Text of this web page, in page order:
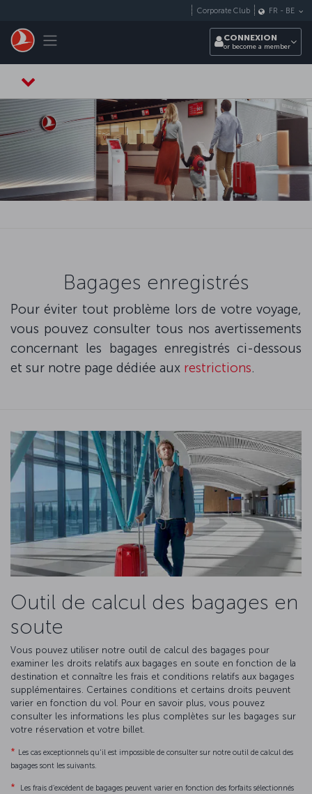
Toggle navigation
Corporate Club FR - BE
CONNEXION
or become a member
Bagages enregistrés
Pour éviter tout problème lors de votre voyage,
vous pouvez consulter tous nos avertissements
concernant les bagages enregistrés ci-dessous
et sur notre page dédiée aux restrictions.
Outil de calcul des bagages en
soute
Vous pouvez utiliser notre outil de calcul des bagages pour
examiner les droits relatifs aux bagages en soute en fonction de la
destination et connaître les frais et conditions relatifs aux bagages
supplémentaires. Certaines conditions et certains droits peuvent
varier en fonction du vol. Pour en savoir plus, vous pouvez
consulter les informations les plus complètes sur les bagages sur
votre réservation et votre billet.
* Les cas exceptionnels qu'il est impossible de consulter sur notre outil de calcul des
bagages sont les suivants.
*
Les frais d’excédent de bagages peuvent varier en fonction des forfaits sélectionnés